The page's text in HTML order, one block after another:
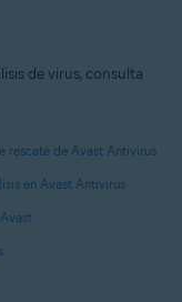
de virus, consulta
rescate de Avast Antivirus
en Avast Antivirus